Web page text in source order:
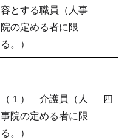
容とする職員（人事
院の定める者に限
る。）
（１） 介護員（人
事院の定める者に限
る。）
四